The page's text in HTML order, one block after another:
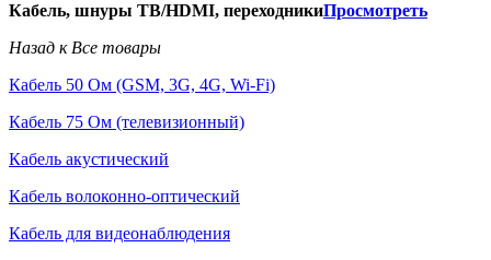
Кабель, шнуры ТВ/HDMI, переходникиПросмотреть
Назад к Все товары
Кабель 50 Ом (GSM, 3G, 4G, Wi-Fi)
Кабель 75 Ом (телевизионный)
Кабель акустический
Кабель волоконно-оптический
Кабель для видеонаблюдения